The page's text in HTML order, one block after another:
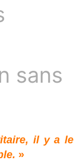
sans
il y a le
»